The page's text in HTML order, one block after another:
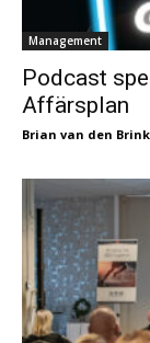
Management
Podcast
Affärsplan
Brian van den Brink